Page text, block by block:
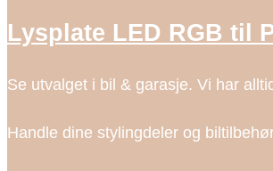
Lysplate LED RGB til
Se utvalget i bil & garasje. Vi har
Handle dine stylingdeler og